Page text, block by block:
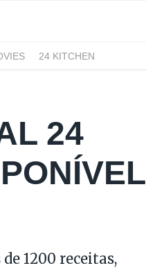
24 KITCHEN
24
1200 receitas,